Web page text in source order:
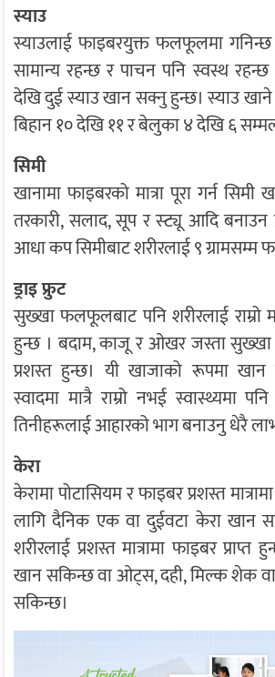
स्याउ
स्याउलाई फाइबरयुक्त फलफूलमा गनिन्छ
सामान्य रहन्छ र पाचन पनि स्वस्थ
देखि दुई स्याउ खान सक्नु हुन्छ। स्याउ खाने
बिहान १० देखि ११ र बेलुका ४ देखि ६
सिमी
खानामा फाइबरको मात्रा पूरा गर्न
तरकारी, सलाद, सूप र स्ट्यू आदि बनाउन
आधा कप सिमीबाट शरीरलाई ९ ग्रामसम्म
ड्राइ फ्रुट
सुख्खा फलफूलबाट पनि शरीरलाई राम्रो
हुन्छ । बदाम, काजू र ओखर जस्ता
प्रशस्त हुन्छ। यी खाजाको रूपमा खान
स्वादमा मात्रै राम्रो नभई स्वास्थ्यमा
तिनीहरूलाई आहारको भाग बनाउनु धेरै
केरा
केरामा पोटासियम र फाइबर प्रशस्त
लागि दैनिक एक वा दुईवटा केरा खान
शरीरलाई प्रशस्त मात्रामा फाइबर प्राप्त
खान सकिन्छ वा ओट्स, दही, मिल्क शेक वा
सकिन्छ।